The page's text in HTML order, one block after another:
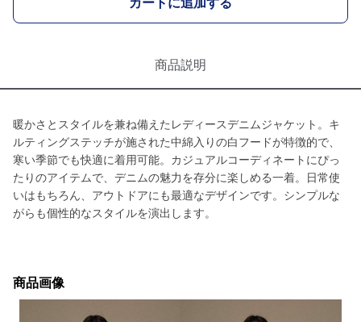
カートに追加する
商品説明
暖かさとスタイルを兼ね備えたレディースデニムジャケット。キ
ルティングステッチが施された中綿入りの白フードが特徴的で、
寒い季節でも快適に着用可能。カジュアルコーディネートにぴっ
たりのアイテムで、デニムの魅力を存分に楽しめる一着。日常使
いはもちろん、アウトドアにも最適なデザインです。シンプルな
がらも個性的なスタイルを演出します。
商品画像